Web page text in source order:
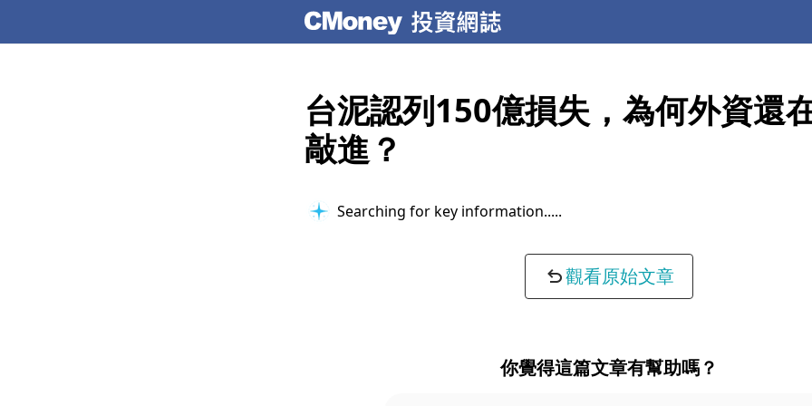
台泥認列150億損失，為何外資還
敲進？
Searching for key information...
觀看原始文章
你覺得這篇文章有幫助嗎？